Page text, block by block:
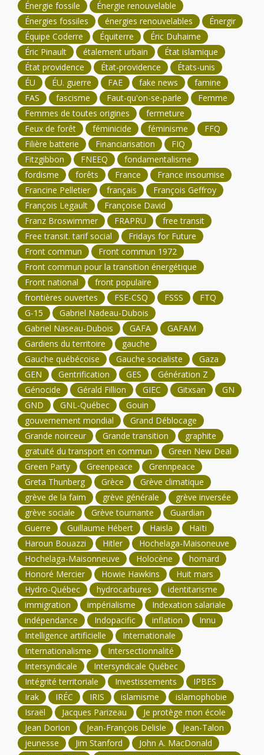
Énergie fossile
Énergie renouvelable
Énergies fossiles
énergies renouvelables
Énergir
Équipe Coderre
Équiterre
Éric Duhaime
Éric Pinault
étalement urbain
État islamique
État providence
État-providence
États-unis
ÉU
ÉU. guerre FAE fake news
famine
FAS
fascisme Faut-qu'on-se-parle
Femme
Femmes de toutes origines
fermeture
Feux de forêt
féminicide féminisme
FFQ
Filière batterie
Financiarisation
FIQ
Fitzgibbon
FNEEQ
fondamentalisme
fordisme
forêts France
France insoumise
Francine Pelletier
français
François Geffroy
François Legault
Françoise David
Franz Broswimmer
FRAPRU
free transit
Free transit. tarif social
Fridays for Future
Front commun
Front commun 1972
Front commun pour la transition énergétique
Front national
front populaire
frontières ouvertes
FSE-CSQ FSSS
FTQ
G-15
Gabriel Nadeau-Dubois
Gabriel Naseau-Dubois
GAFA
GAFAM
Gardiens du territoire
gauche
Gauche québécoise
Gauche socialiste
Gaza
GEN
Gentrification GES
Génération Z
Génocide
Gérald Fillion GIEC Gitxsan
GN
GND
GNL-Québec
Gouin
gouvernement mondial
Grand Déblocage
Grande noirceur
Grande transition
graphite
gratuité du transport en commun
Green New Deal
Green Party
Greenpeace
Grennpeace
Greta Thunberg
Grèce
Grève climatique
grève de la faim
grève générale
grève inversée
grève sociale
Grève tournante
Guardian
Guerre
Guillaume Hébert Haisla
Haïti
Haroun Bouazzi
Hitler
Hochelaga-Maisoneuve
Hochelaga-Maisonneuve
Holocène
homard
Honoré Mercier
Howie Hawkins
Huit mars
Hydro-Québec
hydrocarbures
identitarisme
immigration
impérialisme
Indexation salariale
indépendance
Indopacific inflation
Innu
Intelligence artificielle
Internationale
Internationalisme
Intersectionnalité
Intersyndicale
Intersyndicale Québec
Intégrité territoriale
Investissements
IPBES
Irak
IRÉC IRIS islamisme
islamophobie
Israël
Jacques Parizeau
Je protège mon école
Jean Dorion
Jean-François Delisle
Jean-Talon
jeunesse
Jim Stanford
John A. MacDonald